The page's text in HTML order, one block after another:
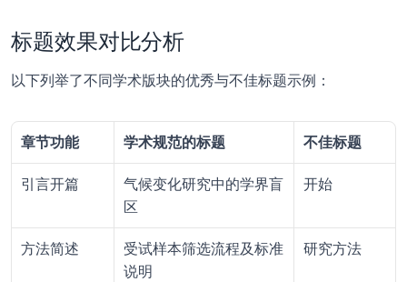
标题效果对比分析
以下列举了不同学术版块的优秀与不佳标题示例：
章节功能 学术规范的标题 不佳标题
引言开篇
气候变化研究中的学界盲
区
开始
方法简述
受试样本筛选流程及标准
说明
研究方法